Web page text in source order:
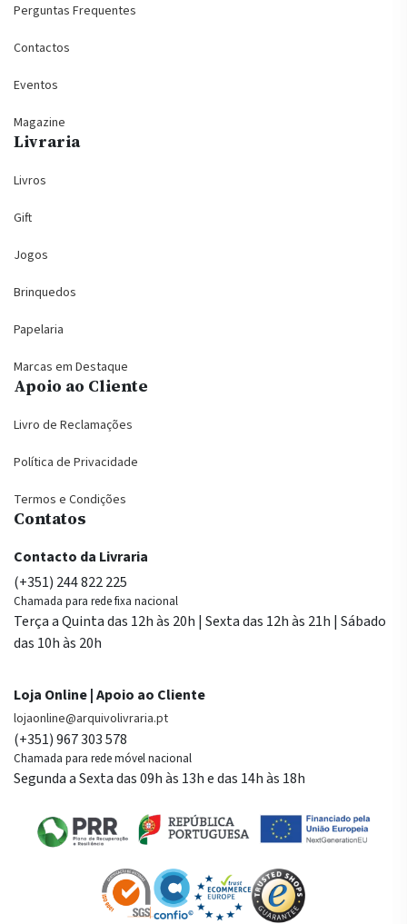
Perguntas Frequentes
Contactos
Eventos
Magazine
Livraria
Livros
Gift
Jogos
Brinquedos
Papelaria
Marcas em Destaque
Apoio ao Cliente
Livro de Reclamações
Política de Privacidade
Termos e Condições
Contatos
Contacto da Livraria
(+351) 244 822 225
Chamada para rede fixa nacional
Terça a Quinta das 12h às 20h | Sexta das 12h às 21h | Sábado
das 10h às 20h
Loja Online | Apoio ao Cliente
lojaonline@arquivolivraria.pt
(+351) 967 303 578
Chamada para rede móvel nacional
Segunda a Sexta das 09h às 13h e das 14h às 18h